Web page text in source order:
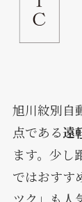
旭川紋別自
点である遠
ます。少し
ではおすす